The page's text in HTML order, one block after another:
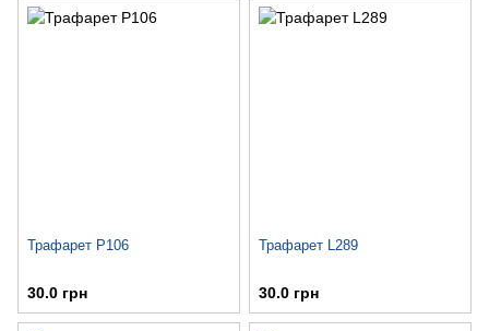
Трафарет P106
30.0 грн
Трафарет L289
30.0 грн